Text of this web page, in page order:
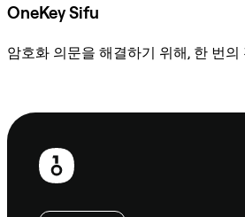
OneKey Sifu
암호화 의문을 해결하기 위해, 한 번의
보